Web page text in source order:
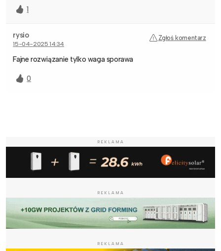
1
rysio
15-04-2025 14:34
Zgłoś komentarz
Fajne rozwiązanie tylko waga sporawa
0
REKLAMA
REKLAMA
REKLAMA